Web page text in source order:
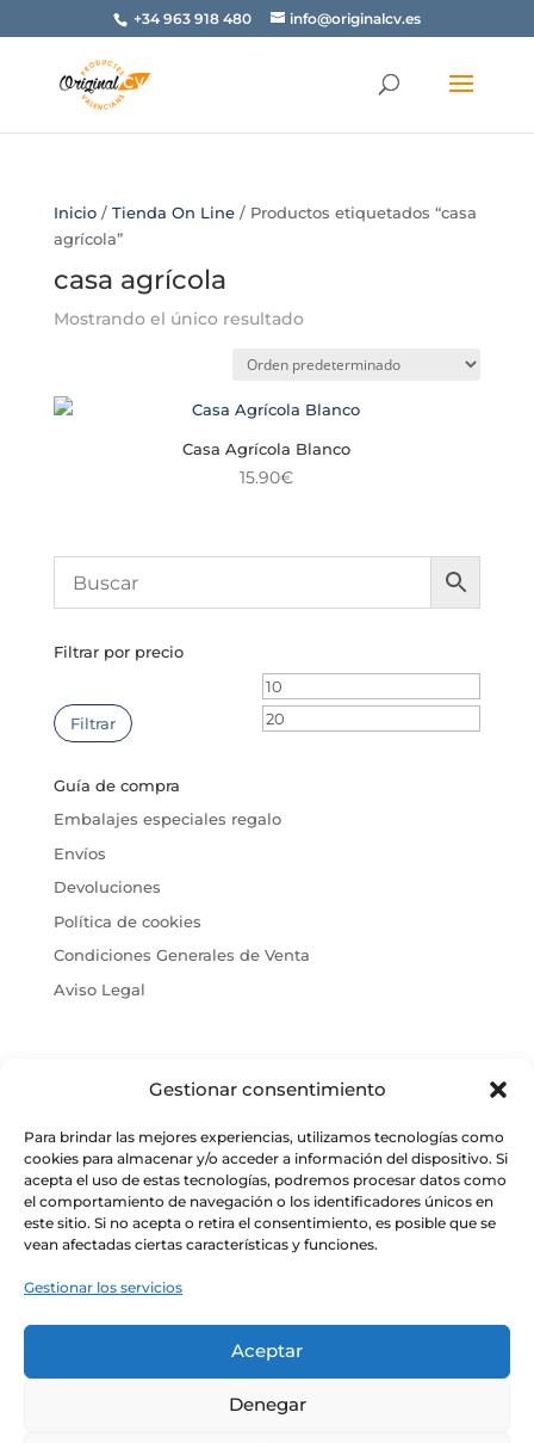
Gestionar consentimiento
Para brindar las mejores experiencias, utilizamos tecnologías como
cookies para almacenar y/o acceder a información del dispositivo. Si
acepta el uso de estas tecnologías, podremos procesar datos como
el comportamiento de navegación o los identificadores únicos en
este sitio. Si no acepta o retira el consentimiento, es posible que se
vean afectadas ciertas características y funciones.
Gestionar los servicios
Aceptar
Denegar
+34 963 918 480 info@originalcv.es
Inicio/ Tienda On Line/ Productos etiquetados “casa
agrícola”
casa agrícola
Mostrando el único resultado
Casa Agrícola Blanco
15.90€
Filtrar por precio
Precio
mínimo
Filtrar
Guía de compra
Embalajes especiales regalo
Envíos
Devoluciones
Política de cookies
Condiciones Generales de Venta
Aviso Legal
CONÓCENOS
Alma y razón de ser
Nuestras tiendas
Contacto
Política de privacidad